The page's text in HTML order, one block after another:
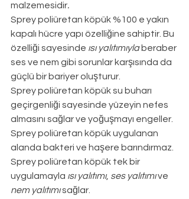
malzemesidir.
Sprey poliüretan köpük %100 e yakın
kapalı hücre yapı özelliğine sahiptir. Bu
özelliği sayesinde ısı yalıtımıyla beraber
ses ve nem gibi sorunlar karşısında da
güçlü bir bariyer oluşturur.
Sprey poliüretan köpük su buharı
geçirgenliği sayesinde yüzeyin nefes
almasını sağlar ve yoğuşmayı engeller.
Sprey poliüretan köpük uygulanan
alanda bakteri ve haşere barındırmaz.
Sprey poliüretan köpük tek bir
uygulamayla ısı yalıtımı, ses yalıtımı ve
nem yalıtımı sağlar.